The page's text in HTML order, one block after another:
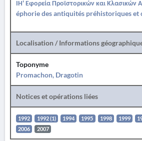
ΙΗ' Εφορεία Προϊστορικών και Κλασικών
éphorie des antiquités préhistoriques et
Localisation / Informations
Toponyme
Promachon, Dragotin
Notices et opérations liées
1992 1992 (1) 1994 1995 1998 1999
2006
2007